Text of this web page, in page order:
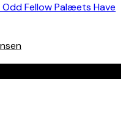
Fellow Palæets Have